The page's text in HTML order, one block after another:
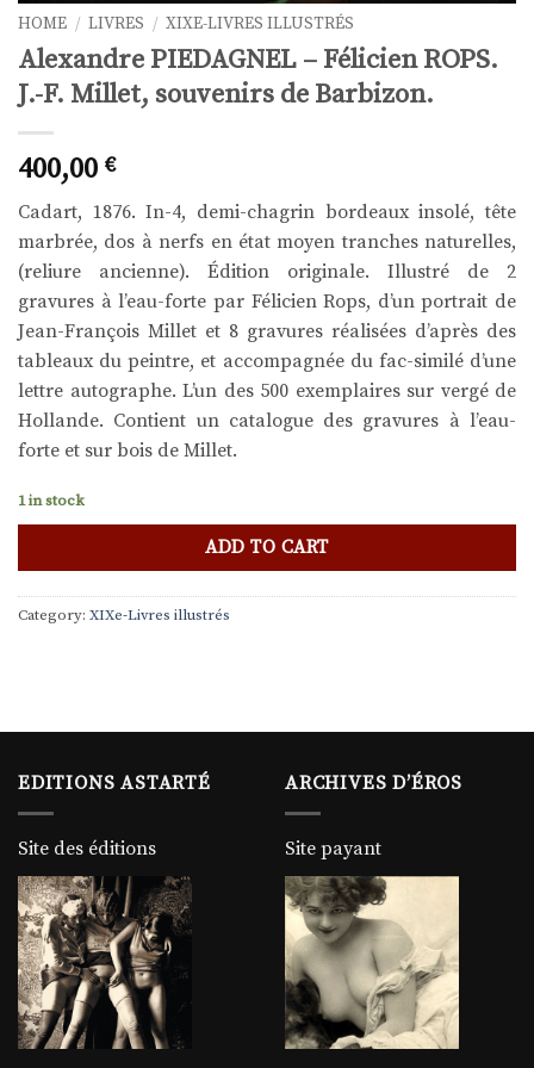
HOME / LIVRES / XIXE-LIVRES ILLUSTRÉS
Alexandre PIEDAGNEL – Félicien ROPS.
J.-F. Millet, souvenirs de Barbizon.
400,00 €
Cadart, 1876. In-4, demi-chagrin bordeaux insolé, tête
marbrée, dos à nerfs en état moyen tranches naturelles,
(reliure ancienne). Édition originale. Illustré de 2
gravures à l’eau-forte par Félicien Rops, d’un portrait de
Jean-François Millet et 8 gravures réalisées d’après des
tableaux du peintre, et accompagnée du fac-similé d’une
lettre autographe. L’un des 500 exemplaires sur vergé de
Hollande. Contient un catalogue des gravures à l’eau-
forte et sur bois de Millet.
1 in stock
ADD TO CART
Category: XIXe-Livres illustrés
EDITIONS ASTARTÉ
Site des éditions
ARCHIVES D’ÉROS
Site payant